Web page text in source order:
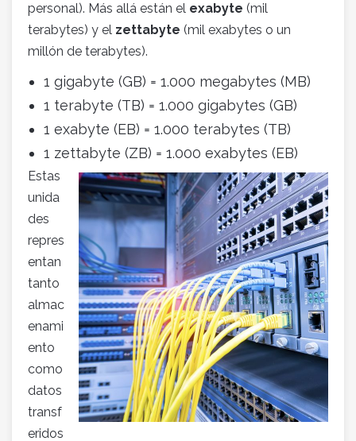
personal). Más allá están el exabyte (mil
terabytes) y el zettabyte (mil exabytes o un
millón de terabytes).
1 gigabyte (GB) = 1.000 megabytes (MB)
1 terabyte (TB) = 1.000 gigabytes (GB)
1 exabyte (EB) = 1.000 terabytes (TB)
1 zettabyte (ZB) = 1.000 exabytes (EB)
Estas
unida
des
repres
entan
tanto
almac
enami
ento
como
datos
transf
eridos